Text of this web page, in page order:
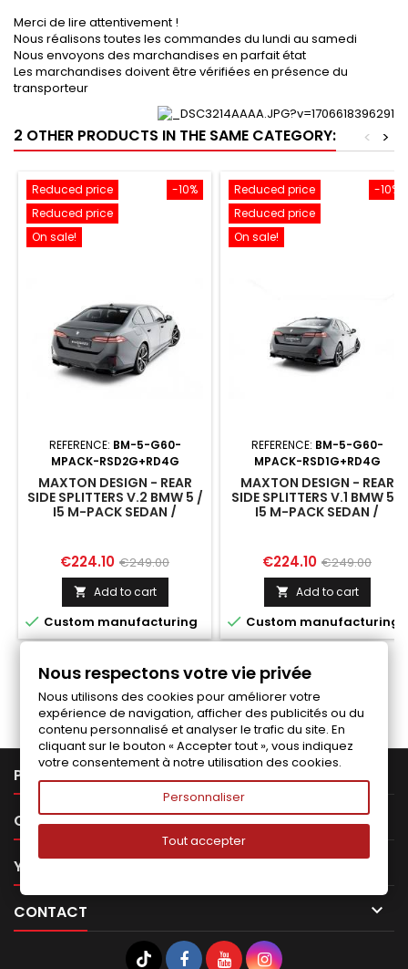
Merci de lire attentivement !
Nous réalisons toutes les commandes du lundi au samedi
Nous envoyons des marchandises en parfait état
Les marchandises doivent être vérifiées en présence du
transporteur
2 OTHER PRODUCTS IN THE SAME CATEGORY: >
<
-10%
Reduced price
Reduced price
On sale!
REFERENCE: BM-5-G60-
MPACK-RSD2G+RD4G
MAXTON DESIGN - REAR
SIDE SPLITTERS V.2 BMW 5 /
I5 M-PACK SEDAN /
Price
€224.10 Regular
price
€249.00
 Add to cart
 Custom manufacturing
-10%
Reduced price
Reduced price
On sale!
REFERENCE: BM-5-G60-
MPACK-RSD1G+RD4G
MAXTON DESIGN - REAR
SIDE SPLITTERS V.1 BMW 5 /
I5 M-PACK SEDAN /
Price
€224.10 Regular
price
€249.00
 Add to cart
 Custom manufacturing
Follow us on Facebook
PRODUCTS
OUR COMPANY 
YOUR ACCOUNT 
CONTACT 
Nous respectons votre vie privée
Nous utilisons des cookies pour améliorer votre
expérience de navigation, afficher des publicités ou du
contenu personnalisé et analyser le trafic du site. En
cliquant sur le bouton « Accepter tout », vous indiquez
votre consentement à notre utilisation des cookies.
Personnaliser
Tout accepter